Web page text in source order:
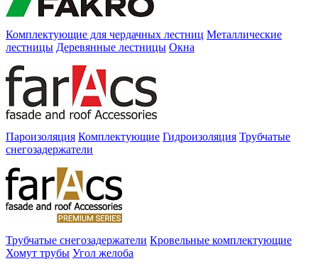
Комплектующие для чердачных лестниц Металлические
лестницы Деревянные лестницы Окна
Пароизоляция Комплектующие Гидроизоляция Трубчатые
снегозадержатели
Трубчатые снегозадержатели Кровельные комплектующие
Хомут трубы Угол желоба